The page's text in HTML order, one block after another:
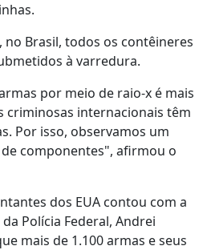
Brasil, todos os contêineres
à varredura.
por meio de raio-x é mais
criminosas internacionais têm
Por isso, observamos um
componentes", afirmou o
dos EUA contou com a
Polícia Federal, Andrei
mais de 1.100 armas e seus